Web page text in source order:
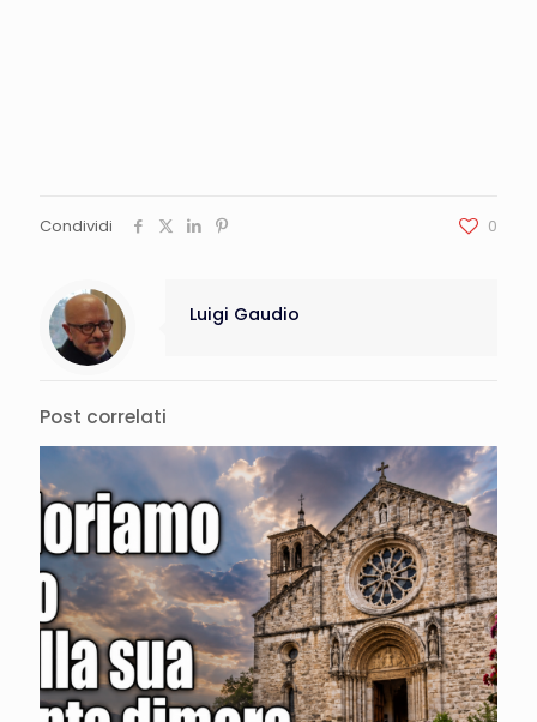
Condividi 0
Luigi Gaudio
Post correlati